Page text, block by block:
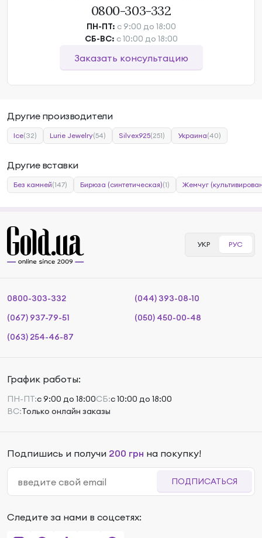
0800-303-332
ПН-ПТ: с 9:00 до 18:00
СБ-ВС: с 10:00 до 18:00
Заказать консультацию
Другие производители
Ice(32) Lurie Jewelry(54) Silvex925(251) Украина(40)
Другие вставки
Без камней(147) Бирюза (синтетическая)(1) Жемчуг
УКР РУС
0800-303-332
(044) 393-08-10
(067) 937-79-51
(050) 450-00-48
(063) 254-46-87
График работы:
ПН-ПТ:с 9:00 до 18:00СБ:с 10:00 до 18:00
ВС:Только онлайн заказы
Подпишись и получи 200 грн на покупку!
ПОДПИСАТЬСЯ
Следите за нами в соцсетях: